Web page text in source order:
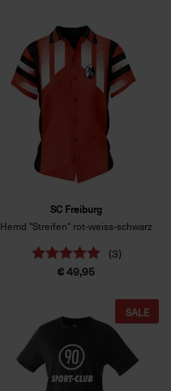
SC Freiburg
Hemd "Streifen" rot-weiss-schwarz
(3)
€ 49,95
SALE